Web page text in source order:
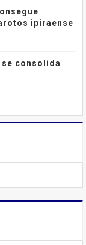
ipiraense
consolida